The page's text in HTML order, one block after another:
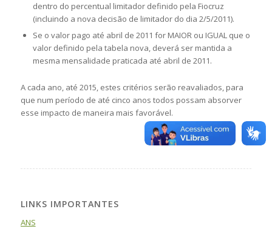
dentro do percentual limitador definido pela Fiocruz
(incluindo a nova decisão de limitador do dia 2/5/2011).
Se o valor pago até abril de 2011 for MAIOR ou IGUAL que o
valor definido pela tabela nova, deverá ser mantida a
mesma mensalidade praticada até abril de 2011.
A cada ano, até 2015, estes critérios serão reavaliados, para
que num período de até cinco anos todos possam absorver
esse impacto de maneira mais favorável.
LINKS IMPORTANTES
ANS